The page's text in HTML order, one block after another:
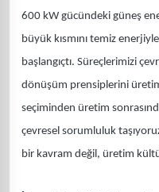
600 kW gücündeki güneş
büyük kısmını temiz
başlangıçtı. Süreçlerimizi
dönüşüm prensiplerini
seçiminden üretim
çevresel sorumluluk
bir kavram değil, üretim